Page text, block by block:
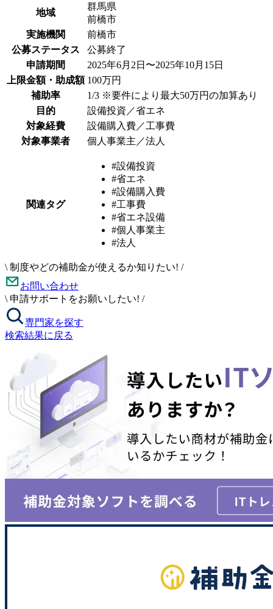
地域
群馬県
前橋市
実施機関
前橋市
公募ステータス
公募終了
申請期間
2025年6月2日〜2025年10月15日
上限金額・助成額 100万円
補助率
1/3 ※要件により最大50万円の加算あり
目的
設備投資／省エネ
対象経費
設備購入費／工事費
対象事業者
個人事業主／法人
関連タグ
#設備投資
#省エネ
#設備購入費
#工事費
#省エネ設備
#個人事業主
#法人
\ 制度やどの補助金が使えるか知りたい! /
お問い合わせ
\ 申請サポートをお願いしたい! /
専門家を探す
検索結果に戻る